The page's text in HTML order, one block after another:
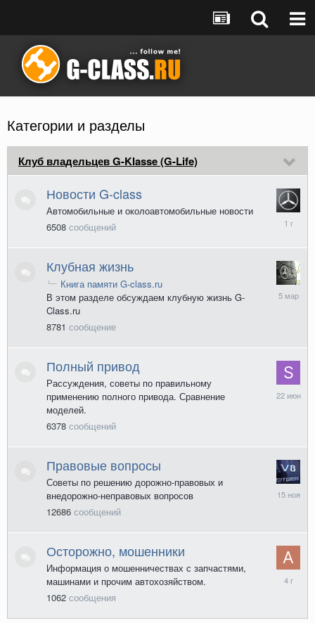
Категории и разделы
Клуб владельцев G-Klasse (G-Life)
Новости G-class
Автомобильные и околоавтомобильные новости
6508 сообщений
28
января
Клубная жизнь
Книга памяти G-class.ru
В этом разделе обсуждаем клубную жизнь G-
Class.ru
8781 сообщение
5
марта
Полный привод
Рассуждения, советы по правильному
применению полного привода. Сравнение
моделей.
6378 сообщений
22
июня
Правовые вопросы
Советы по решению дорожно-правовых и
внедорожно-неправовых вопросов
12686 сообщений
15
ноября
Осторожно, мошенники
Информация о мошенничествах с запчастями,
машинами и прочим автохозяйством.
1062 сообщения
декабря